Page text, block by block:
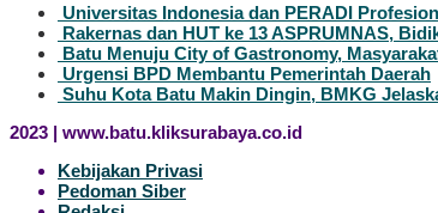
Universitas Indonesia dan PERADI
Rakernas dan HUT ke 13 ASPRUMNAS,
Batu Menuju City of Gastronomy,
Urgensi BPD Membantu Pemerintah Daerah
Suhu Kota Batu Makin Dingin, BMKG
2023 | www.batu.kliksurabaya.co.id
Kebijakan Privasi
Pedoman Siber